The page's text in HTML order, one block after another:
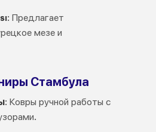
: Предлагает
мезе и
Стамбула
: Ковры ручной работы с